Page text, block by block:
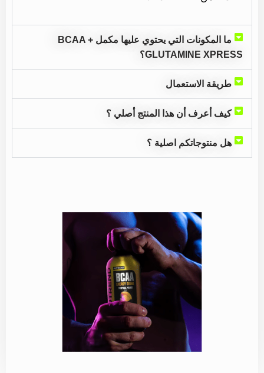
ما المكونات التي يحتوي عليها مكمل BCAA +
GLUTAMINE XPRESS؟
طريقة الاستعمال
كيف أعرف أن هذا المنتج أصلي ؟
هل منتوجاتكم اصلية ؟